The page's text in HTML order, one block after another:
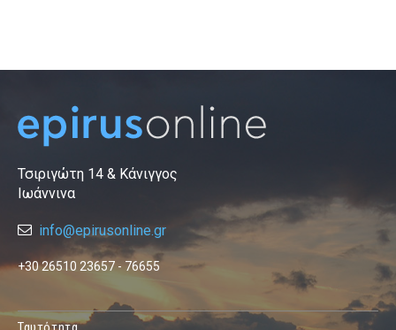
Τσιριγώτη 14 & Κάνιγγος
Ιωάννινα
info@epirusonline.gr
+30 26510 23657 - 76655